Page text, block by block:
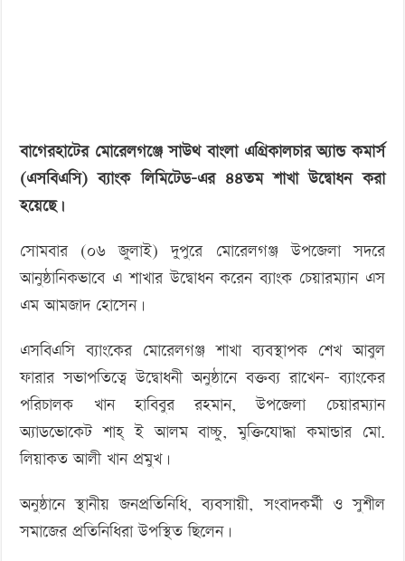
বাগেরহাটের মোরেলগঞ্জে সাউথ বাংলা এগ্রিকালচার অ্যান্ড কমার্স
(এসবিএসি) ব্যাংক লিমিটেড-এর ৪৪তম শাখা উদ্বোধন করা
হয়েছে।
সোমবার (০৬ জুলাই) দুপুরে মোরেলগঞ্জ উপজেলা সদরে
আনুষ্ঠানিকভাবে এ শাখার উদ্বোধন করেন ব্যাংক চেয়ারম্যান এস
এম আমজাদ হোসেন।
এসবিএসি ব্যাংকের মোরেলগঞ্জ শাখা ব্যবস্থাপক শেখ আবুল
ফারার সভাপতিত্বে উদ্বোধনী অনুষ্ঠানে বক্তব্য রাখেন- ব্যাংকের
পরিচালক খান হাবিবুর রহমান, উপজেলা চেয়ারম্যান
অ্যাডভোকেট শাহ্ ই আলম বাচ্চু, মুক্তিযোদ্ধা কমান্ডার মো.
লিয়াকত আলী খান প্রমুখ।
অনুষ্ঠানে স্থানীয় জনপ্রতিনিধি, ব্যবসায়ী, সংবাদকর্মী ও সুশীল
সমাজের প্রতিনিধিরা উপস্থিত ছিলেন।